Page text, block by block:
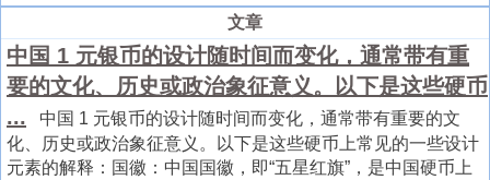
文章
中国 1 元银币的设计随时间而变化，通常带有重
要的文化、历史或政治象征意义。以下是这些硬币
... 中国 1 元银币的设计随时间而变化，通常带有重要的文
化、历史或政治象征意义。以下是这些硬币上常见的一些设计
元素的解释：国徽：中国国徽，即“五星红旗”，是中国硬币上